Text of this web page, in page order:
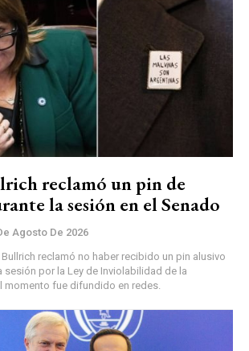
reclamó un pin de
la sesión en el Senado
Agosto De 2026
reclamó no haber recibido un pin alusivo
sesión por la Ley de Inviolabilidad de la
momento fue difundido en redes.